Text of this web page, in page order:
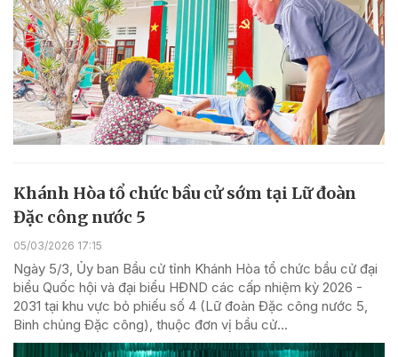
Khánh Hòa tổ chức bầu cử sớm tại Lữ đoàn
Đặc công nước 5
05/03/2026 17:15
Ngày 5/3, Ủy ban Bầu cử tỉnh Khánh Hòa tổ chức bầu cử đại
biểu Quốc hội và đại biểu HĐND các cấp nhiệm kỳ 2026 -
2031 tại khu vực bỏ phiếu số 4 (Lữ đoàn Đặc công nước 5,
Binh chủng Đặc công), thuộc đơn vị bầu cử...